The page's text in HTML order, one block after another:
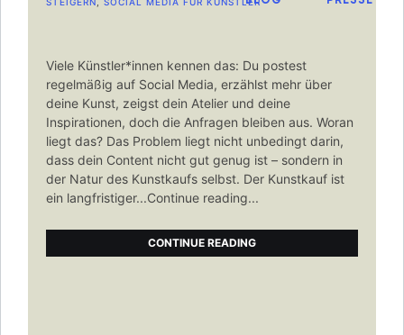
Viele Künstler*innen kennen das: Du postest
regelmäßig auf Social Media, erzählst mehr über
deine Kunst, zeigst dein Atelier und deine
Inspirationen, doch die Anfragen bleiben aus. Woran
liegt das? Das Problem liegt nicht unbedingt darin,
dass dein Content nicht gut genug ist – sondern in
der Natur des Kunstkaufs selbst. Der Kunstkauf ist
ein langfristiger...Continue reading...
CONTINUE READING